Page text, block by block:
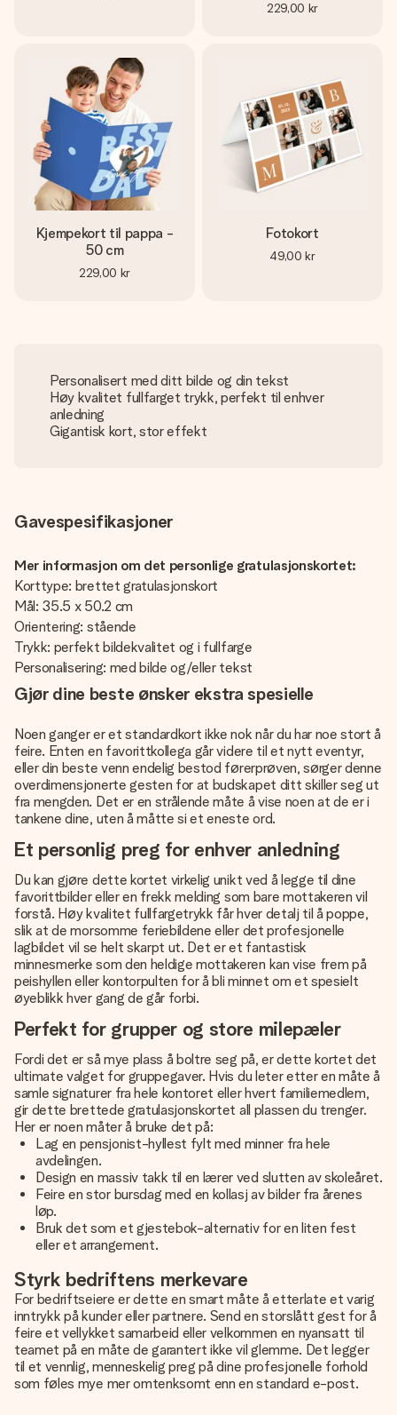
229,00 kr
Kjempekort til pappa -
50 cm
229,00 kr
Fotokort
49,00 kr
Personalisert med ditt bilde og din tekst
Høy kvalitet fullfarget trykk, perfekt til enhver
anledning
Gigantisk kort, stor effekt
Gavespesifikasjoner
Mer informasjon om det personlige gratulasjonskortet:
Korttype: brettet gratulasjonskort
Mål: 35.5 x 50.2 cm
Orientering: stående
Trykk: perfekt bildekvalitet og i fullfarge
Personalisering: med bilde og/eller tekst
Gjør dine beste ønsker ekstra spesielle
Noen ganger er et standardkort ikke nok når du har noe stort å
feire. Enten en favorittkollega går videre til et nytt eventyr,
eller din beste venn endelig bestod førerprøven, sørger denne
overdimensjonerte gesten for at budskapet ditt skiller seg ut
fra mengden. Det er en strålende måte å vise noen at de er i
tankene dine, uten å måtte si et eneste ord.
Et personlig preg for enhver anledning
Du kan gjøre dette kortet virkelig unikt ved å legge til dine
favorittbilder eller en frekk melding som bare mottakeren vil
forstå. Høy kvalitet fullfargetrykk får hver detalj til å poppe,
slik at de morsomme feriebildene eller det profesjonelle
lagbildet vil se helt skarpt ut. Det er et fantastisk
minnesmerke som den heldige mottakeren kan vise frem på
peishyllen eller kontorpulten for å bli minnet om et spesielt
øyeblikk hver gang de går forbi.
Perfekt for grupper og store milepæler
Fordi det er så mye plass å boltre seg på, er dette kortet det
ultimate valget for gruppegaver. Hvis du leter etter en måte å
samle signaturer fra hele kontoret eller hvert familiemedlem,
gir dette brettede gratulasjonskortet all plassen du trenger.
Her er noen måter å bruke det på:
Lag en pensjonist-hyllest fylt med minner fra hele
avdelingen.
Design en massiv takk til en lærer ved slutten av skoleåret.
Feire en stor bursdag med en kollasj av bilder fra årenes
løp.
Bruk det som et gjestebok-alternativ for en liten fest
eller et arrangement.
Styrk bedriftens merkevare
For bedriftseiere er dette en smart måte å etterlate et varig
inntrykk på kunder eller partnere. Send en storslått gest for å
feire et vellykket samarbeid eller velkommen en nyansatt til
teamet på en måte de garantert ikke vil glemme. Det legger
til et vennlig, menneskelig preg på dine profesjonelle forhold
som føles mye mer omtenksomt enn en standard e-post.